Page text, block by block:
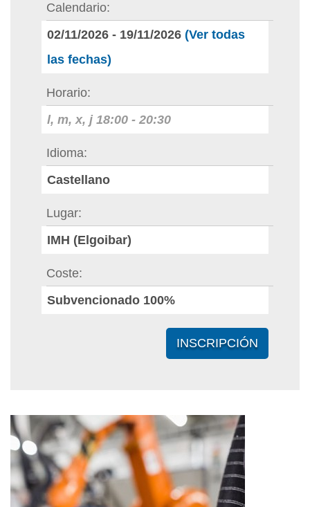
Calendario
02/11/2026 - 19/11/2026 (Ver todas
las fechas)
Horario
l, m, x, j 18:00 - 20:30
Idioma
Castellano
Lugar
IMH (Elgoibar)
Coste
Subvencionado 100%
INSCRIPCIÓN